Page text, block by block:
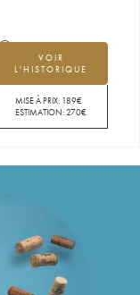
VOIR
L'HISTORIQUE
MISE À PRIX: 189€
ESTIMATION:270€